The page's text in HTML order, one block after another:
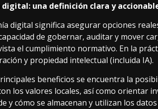
digital: una definición clara y
digital significa asegurar opciones
de gobernar, auditar y mover
el cumplimiento normativo. En la
y propiedad intelectual (incluida IA).
beneficios se encuentra la
los valores locales, así como orientar
y cómo se almacenan y utilizan los